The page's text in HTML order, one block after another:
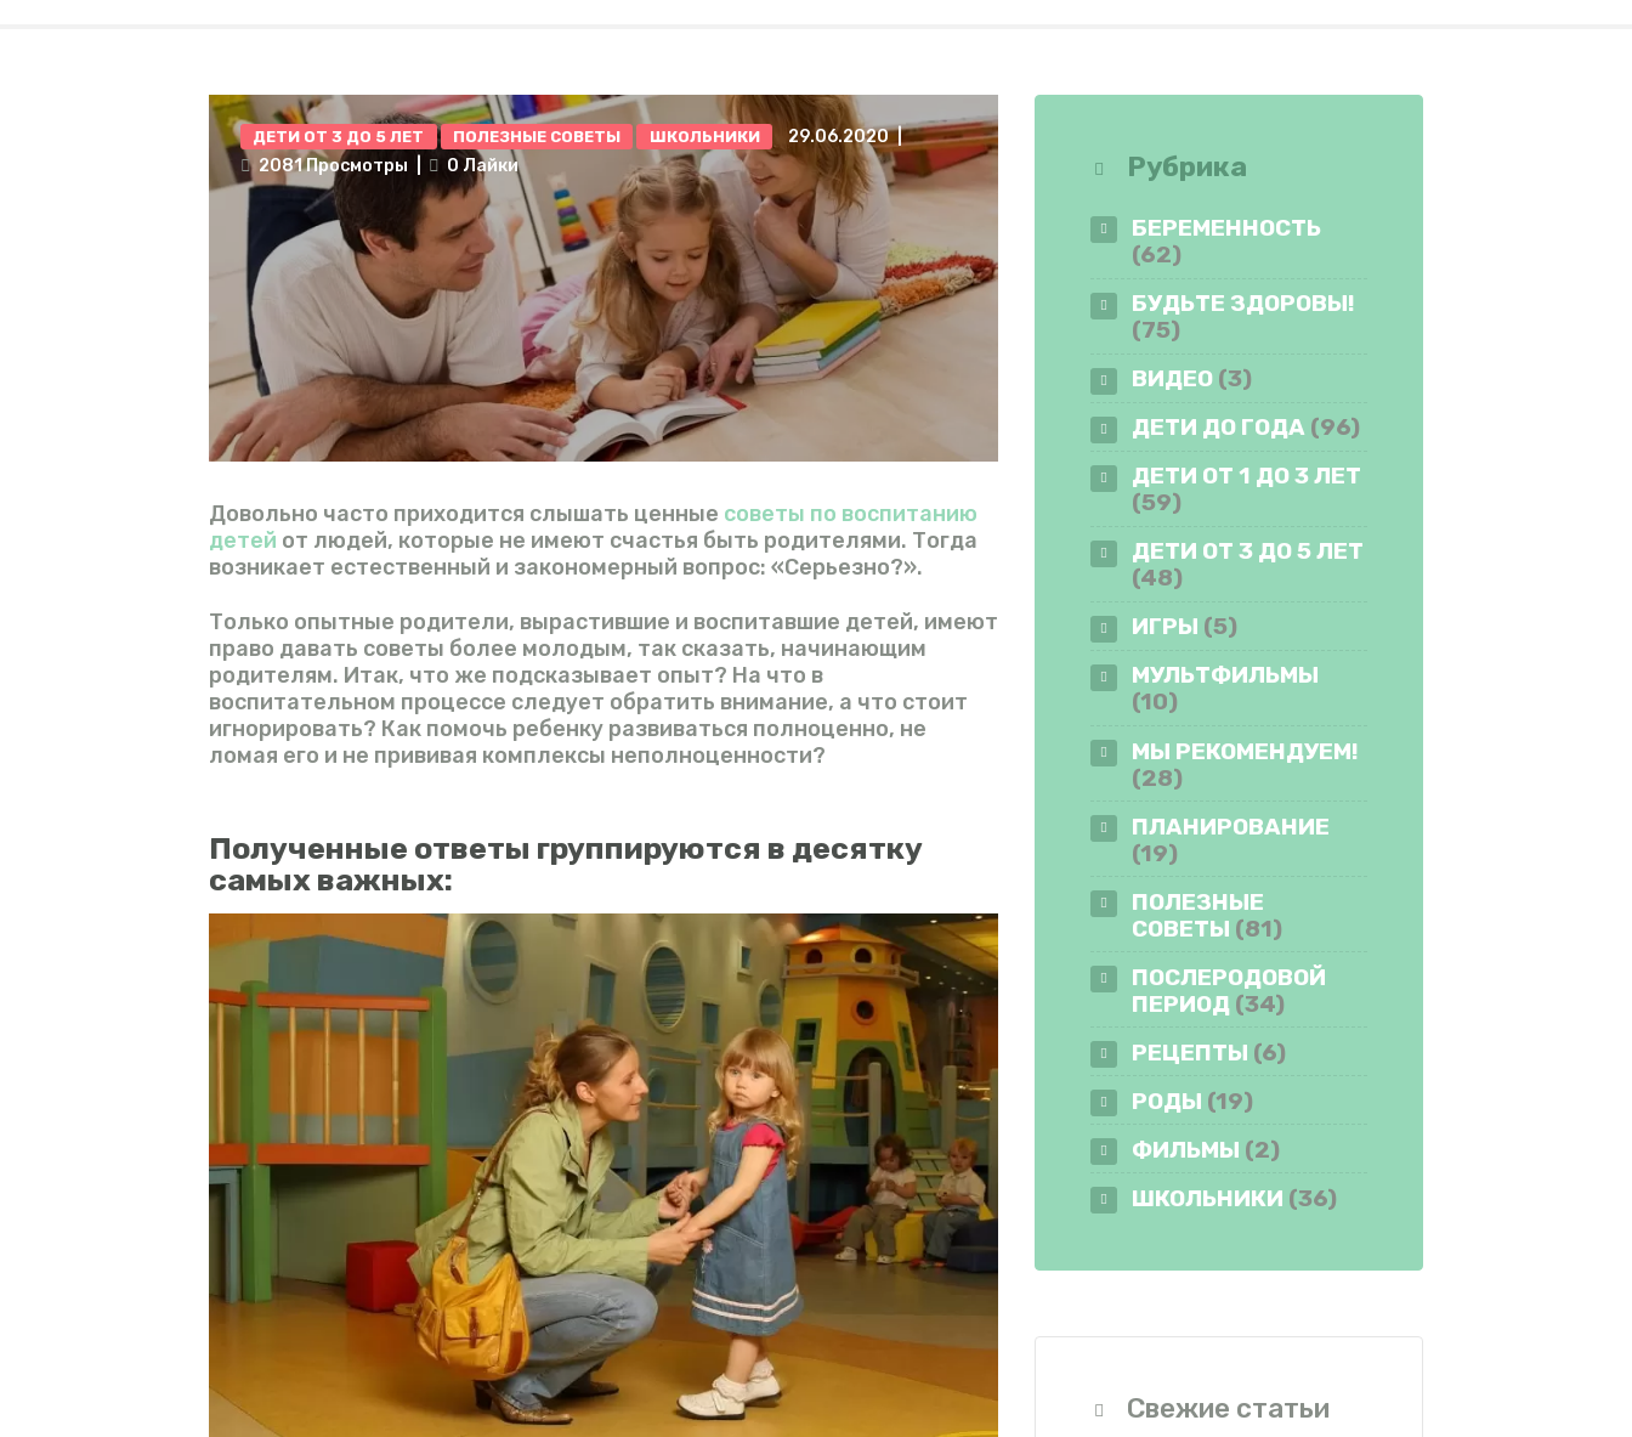
ИГРЫ
ЛАЙФХАКИ
ВИДЕО
ФОРУМ
ДЕТИ ОТ 3 ДО 5 ЛЕТ ПОЛЕЗНЫЕ СОВЕТЫ ШКОЛЬНИКИ
29.06.2020
2081Просмотры 0 Лайки
Довольно часто приходится слышать ценные советы по воспитанию
детей от людей, которые не имеют счастья быть родителями. Тогда
возникает естественный и закономерный вопрос: «Серьезно?».
Только опытные родители, вырастившие и воспитавшие детей, имеют
право давать советы более молодым, так сказать, начинающим
родителям. Итак, что же подсказывает опыт? На что в
воспитательном процессе следует обратить внимание, а что стоит
игнорировать? Как помочь ребенку развиваться полноценно, не
ломая его и не прививая комплексы неполноценности?
Полученные ответы группируются в десятку
самых важных:
Рубрика
БЕРЕМЕННОСТЬ
(62)
БУДЬТЕ ЗДОРОВЫ!
(75)
ВИДЕО (3)
ДЕТИ ДО ГОДА (96)
ДЕТИ ОТ 1 ДО 3 ЛЕТ
(59)
ДЕТИ ОТ 3 ДО 5 ЛЕТ
(48)
ИГРЫ (5)
МУЛЬТФИЛЬМЫ
(10)
МЫ РЕКОМЕНДУЕМ!
(28)
ПЛАНИРОВАНИЕ
(19)
ПОЛЕЗНЫЕ
СОВЕТЫ (81)
ПОСЛЕРОДОВОЙ
ПЕРИОД (34)
РЕЦЕПТЫ (6)
РОДЫ (19)
ФИЛЬМЫ (2)
ШКОЛЬНИКИ (36)
Свежие статьи